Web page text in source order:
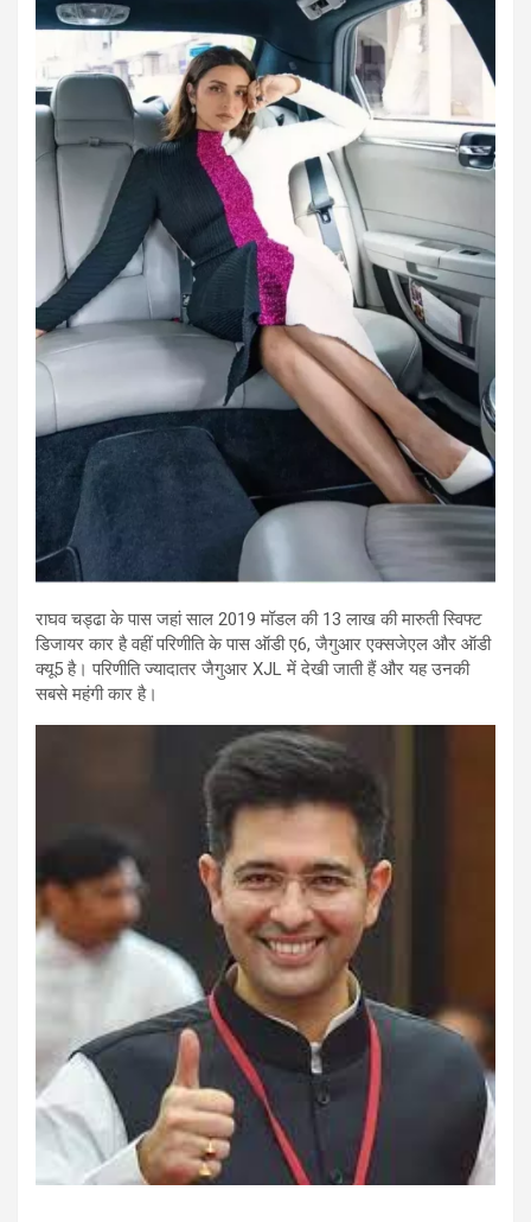
राघव चड्ढा के पास जहां साल 2019 मॉडल की 13 लाख की मारुती स्विफ्ट
डिजायर कार है वहीं परिणीति के पास ऑडी ए6, जैगुआर एक्सजेएल और ऑडी
क्यू5 है। परिणीति ज्यादातर जैगुआर XJL में देखी जाती हैं और यह उनकी
सबसे महंगी कार है।